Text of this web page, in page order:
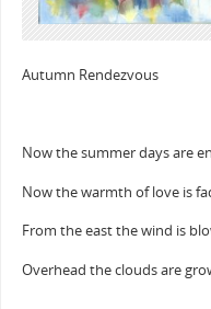
Autumn Rendezvous
Now the summer days are
Now the warmth of love is
From the east the wind is
Overhead the clouds are